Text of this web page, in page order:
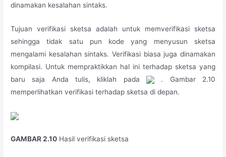
dinamakan kesalahan sintaks.
Tujuan verifikasi sketsa adalah untuk memverifikasi sketsa
sehingga tidak satu pun kode yang menyusun sketsa
mengalami kesalahan sintaks. Verifikasi biasa juga dinamakan
kompilasi. Untuk mempraktikkan hal ini terhadap sketsa yang
baru saja Anda tulis, kliklah pada
. Gambar 2.10
memperlihatkan verifikasi terhadap sketsa di depan.
GAMBAR 2.10 Hasil verifikasi sketsa